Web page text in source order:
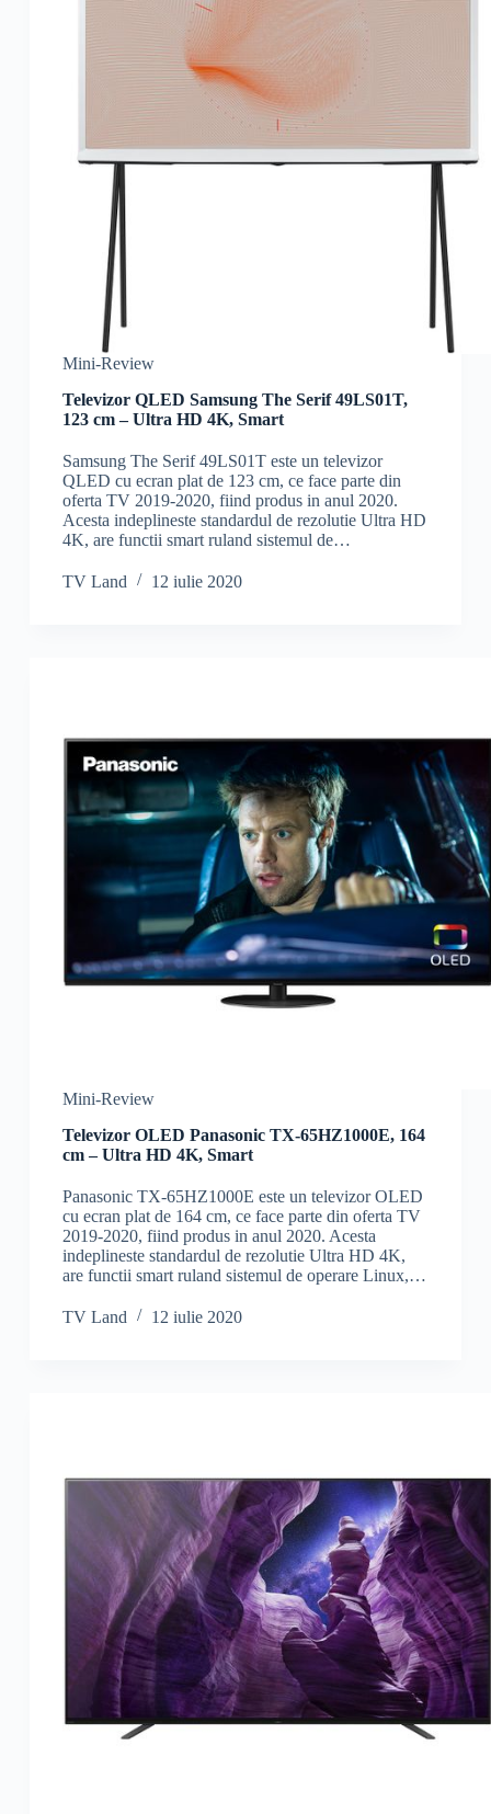
Mini-Review
Televizor QLED Samsung The Serif 49LS01T,
123 cm – Ultra HD 4K, Smart
Samsung The Serif 49LS01T este un televizor
QLED cu ecran plat de 123 cm, ce face parte din
oferta TV 2019-2020, fiind produs in anul 2020.
Acesta indeplineste standardul de rezolutie Ultra HD
4K, are functii smart ruland sistemul de…
TV Land 12 iulie 2020
Mini-Review
Televizor OLED Panasonic TX-65HZ1000E, 164
cm – Ultra HD 4K, Smart
Panasonic TX-65HZ1000E este un televizor OLED
cu ecran plat de 164 cm, ce face parte din oferta TV
2019-2020, fiind produs in anul 2020. Acesta
indeplineste standardul de rezolutie Ultra HD 4K,
are functii smart ruland sistemul de operare Linux,…
TV Land 12 iulie 2020